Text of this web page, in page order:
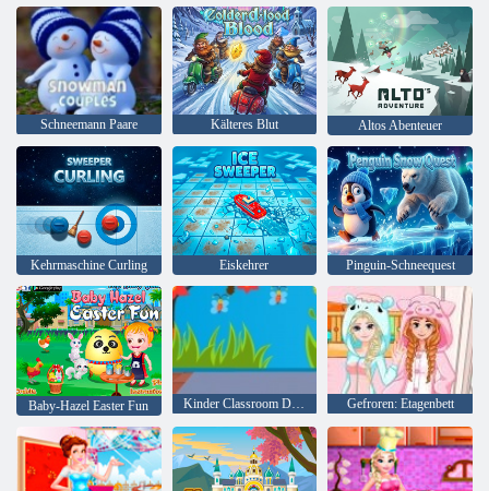
Schneemann Paare Kälteres Blut Altos Abenteuer
Kehrmaschine Curling Eiskehrer Pinguin-Schneequest
Baby-Hazel Easter Fun Kinder Classroom Dekoration Gefroren: Etagenbett